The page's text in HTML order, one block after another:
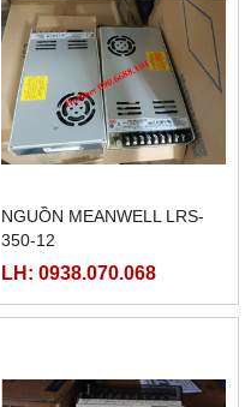
NGUỒN MEANWELL LRS-
350-12
LH: 0938.070.068